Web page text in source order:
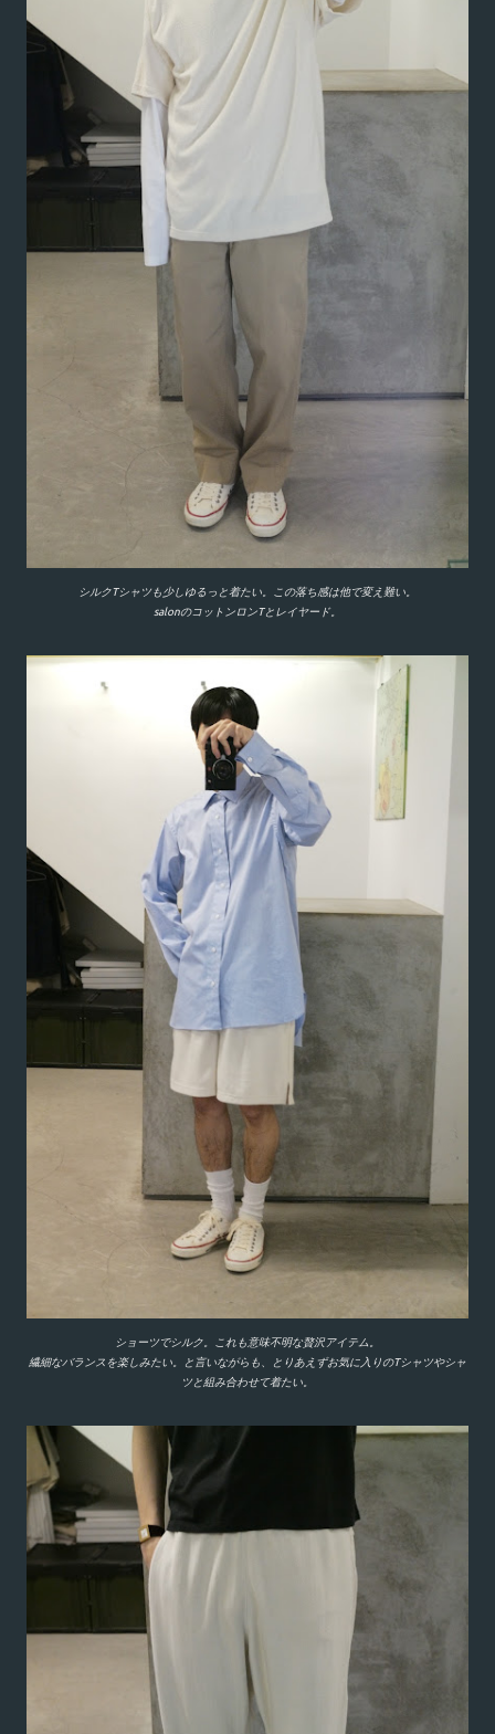
シルクTシャツも少しゆるっと着たい。この落ち感は他で変え難い。
salonのコットンロンTとレイヤード。
ショーツでシルク。これも意味不明な贅沢アイテム。
繊細なバランスを楽しみたい。と言いながらも、とりあえずお気に入りのTシャツやシャ
ツと組み合わせて着たい。